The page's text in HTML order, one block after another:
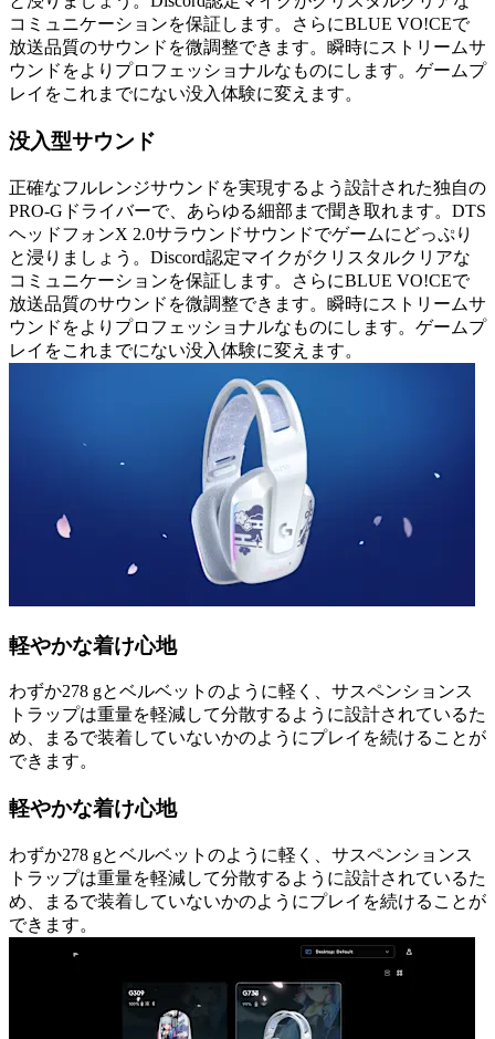
コミュニケーションを保証します。さらにBLUE VO!CEで
放送品質のサウンドを微調整できます。瞬時にストリームサ
ウンドをよりプロフェッショナルなものにします。ゲームプ
レイをこれまでにない没入体験に変えます。
没入型サウンド
正確なフルレンジサウンドを実現するよう設計された独自の
PRO-Gドライバーで、あらゆる細部まで聞き取れます。DTS
ヘッドフォンX 2.0サラウンドサウンドでゲームにどっぷり
と浸りましょう。Discord認定マイクがクリスタルクリアな
コミュニケーションを保証します。さらにBLUE VO!CEで
放送品質のサウンドを微調整できます。瞬時にストリームサ
ウンドをよりプロフェッショナルなものにします。ゲームプ
レイをこれまでにない没入体験に変えます。
軽やかな着け心地
わずか278 gとベルベットのように軽く、サスペンションス
トラップは重量を軽減して分散するように設計されているた
め、まるで装着していないかのようにプレイを続けることが
できます。
軽やかな着け心地
わずか278 gとベルベットのように軽く、サスペンションス
トラップは重量を軽減して分散するように設計されているた
め、まるで装着していないかのようにプレイを続けることが
できます。